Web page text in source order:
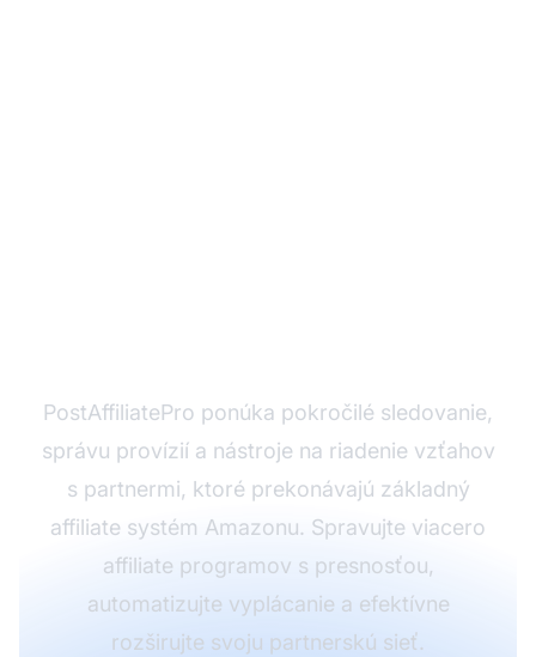
PostAffiliatePro ponúka pokročilé sledovanie,
správu provízií a nástroje na riadenie vzťahov
s partnermi, ktoré prekonávajú základný
affiliate systém Amazonu. Spravujte viacero
affiliate programov s presnosťou,
automatizujte vyplácanie a efektívne
rozširujte svoju partnerskú sieť.